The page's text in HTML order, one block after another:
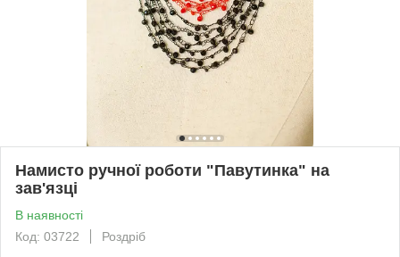
Намисто ручної роботи "Павутинка" на
зав'язці
В наявності
Код: 03722
Роздріб